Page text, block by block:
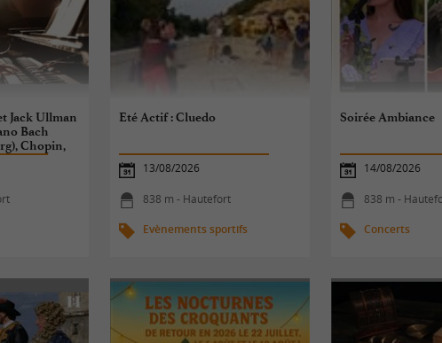
Jack Ullman
Bach
Chopin,
Eté Actif : Cluedo
13/08/2026
838 m - Hautefort
Evènements sportifs
Soirée Ambiance
14/08/2026
838 m -
Concerts